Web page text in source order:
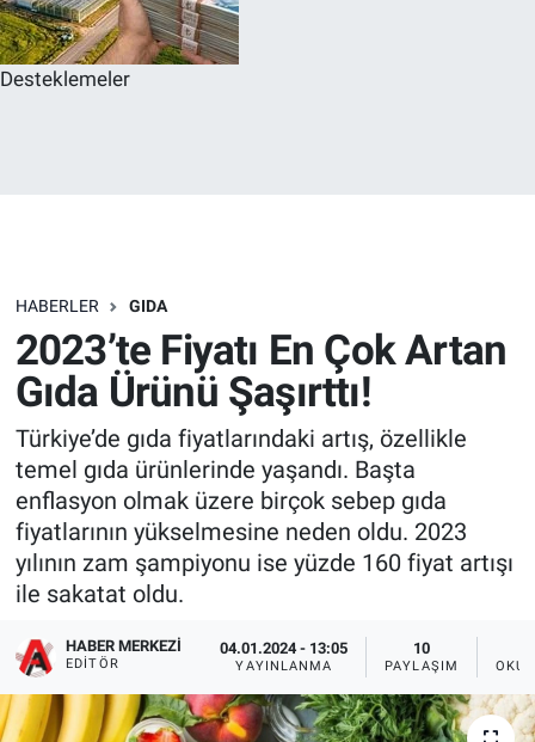
Desteklemeler
HABERLER GIDA
2023’te Fiyatı En Çok Artan
Gıda Ürünü Şaşırttı!
Türkiye’de gıda fiyatlarındaki artış, özellikle
temel gıda ürünlerinde yaşandı. Başta
enflasyon olmak üzere birçok sebep gıda
fiyatlarının yükselmesine neden oldu. 2023
yılının zam şampiyonu ise yüzde 160 fiyat artışı
ile sakatat oldu.
HABER MERKEZI
EDITÖR
04.01.2024 - 13:05
YAYINLANMA
10
PAYLAŞIM